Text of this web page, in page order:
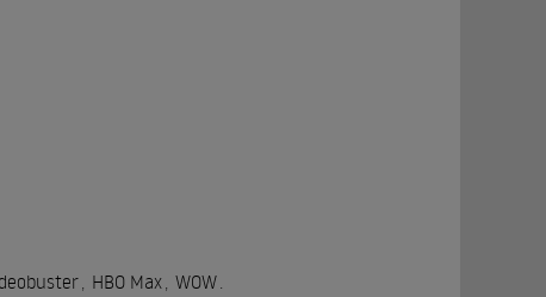
HBO Max WOW